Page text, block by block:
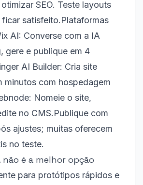
SEO. Teste layouts
satisfeito.​ Plataformas
AI: Converse com a IA
gere e publique em 4
AI Builder: Cria site
minutos com hospedagem
Nomeie o site,
no CMS.​ Publique com
ajustes; muitas oferecem
no teste.​
não é a melhor opção
para protótipos rápidos e